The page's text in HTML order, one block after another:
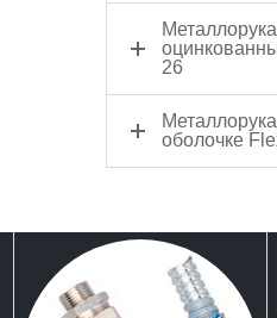
26
оболочке